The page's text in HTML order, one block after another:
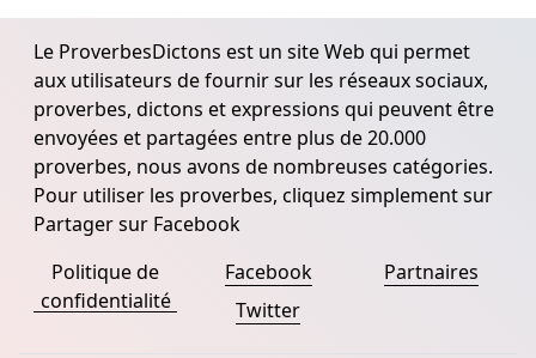
Le ProverbesDictons est un site Web qui permet
aux utilisateurs de fournir sur les réseaux sociaux,
proverbes, dictons et expressions qui peuvent être
envoyées et partagées entre plus de 20.000
proverbes, nous avons de nombreuses catégories.
Pour utiliser les proverbes, cliquez simplement sur
Partager sur Facebook
Politique de
confidentialité
Facebook
Twitter
Partnaires